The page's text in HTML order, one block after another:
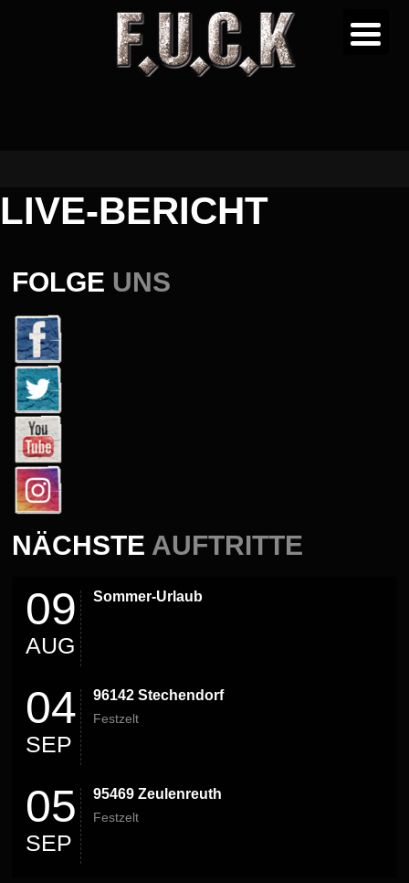
LIVE-BERICHT
FOLGE UNS
NÄCHSTE AUFTRITTE
09
AUG
Sommer-Urlaub
04
SEP
96142 Stechendorf
Festzelt
05
SEP
95469 Zeulenreuth
Festzelt